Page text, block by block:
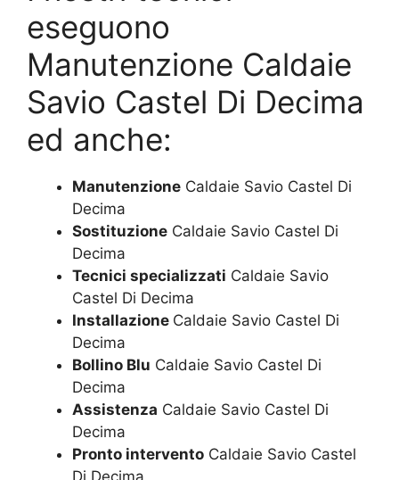
eseguono
Manutenzione Caldaie
Savio Castel Di Decima
ed anche:
Manutenzione Caldaie Savio Castel Di
Decima
Sostituzione Caldaie Savio Castel Di
Decima
Tecnici specializzati Caldaie Savio
Castel Di Decima
Installazione Caldaie Savio Castel Di
Decima
Bollino Blu Caldaie Savio Castel Di
Decima
Assistenza Caldaie Savio Castel Di
Decima
Pronto intervento Caldaie Savio Castel